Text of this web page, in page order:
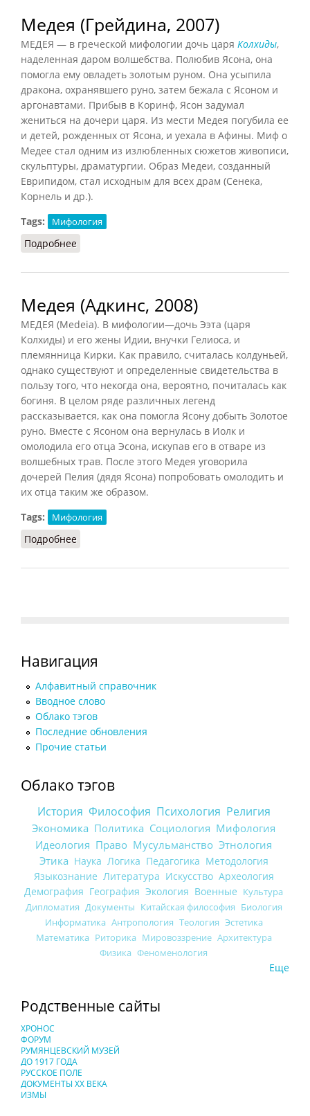
Медея (Грейдина, 2007)
МЕДЕЯ — в греческой мифологии дочь царя Колхиды,
наделенная даром волшебства. Полюбив Ясона, она
помогла ему овладеть золотым руном. Она усыпила
дракона, охранявшего руно, затем бежала с Ясоном и
аргонавтами. Прибыв в Коринф, Ясон задумал
жениться на дочери царя. Из мести Медея погубила ее
и детей, рожденных от Ясона, и уехала в Афины. Миф о
Медее стал одним из излюбленных сюжетов живописи,
скульптуры, драматургии. Образ Медеи, созданный
Еврипидом, стал исходным для всех драм (Сенека,
Корнель и др.).
Tags:
Мифология
Подробнее
Медея (Адкинс, 2008)
МЕДЕЯ (Medeia). В мифологии—дочь Ээта (царя
Колхиды) и его жены Идии, внучки Гелиоса, и
племянница Кирки. Как правило, считалась колдуньей,
однако существуют и определенные свидетельства в
пользу того, что некогда она, вероятно, почиталась как
богиня. В целом ряде различных легенд
рассказывается, как она помогла Ясону добыть Золотое
руно. Вместе с Ясоном она вернулась в Иолк и
омолодила его отца Эсона, искупав его в отваре из
волшебных трав. После этого Медея уговорила
дочерей Пелия (дядя Ясона) попробовать омолодить и
их отца таким же образом.
Tags:
Мифология
Подробнее
Навигация
Алфавитный справочник
Вводное слово
Облако тэгов
Последние обновления
Прочие статьи
Облако тэгов
История Философия Психология Религия
Экономика Политика Социология Мифология
Идеология Право Мусульманство Этнология
Этика Наука Логика Педагогика Методология
Языкознание Литература Искусство Археология
Демография География Экология Военные Культура
Дипломатия Документы Китайская философия Биология
Информатика Антропология Теология Эстетика
Математика Риторика Мировоззрение Архитектура
Физика Феноменология
Еще
Родственные сайты
ХРОНОС
ФОРУМ
РУМЯНЦЕВСКИЙ МУЗЕЙ
ДО 1917 ГОДА
РУССКОЕ ПОЛЕ
ДОКУМЕНТЫ XX ВЕКА
ИЗМЫ